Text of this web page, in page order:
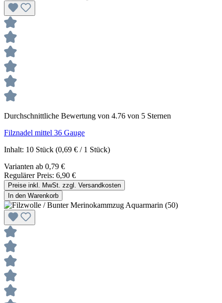
Durchschnittliche Bewertung von 4.76 von 5 Sternen
Filznadel mittel 36 Gauge
Inhalt: 10 Stück (0,69 € / 1 Stück)
Varianten ab 0,79 €
Regulärer Preis: 6,90 €
Preise inkl. MwSt. zzgl. Versandkosten
In den Warenkorb